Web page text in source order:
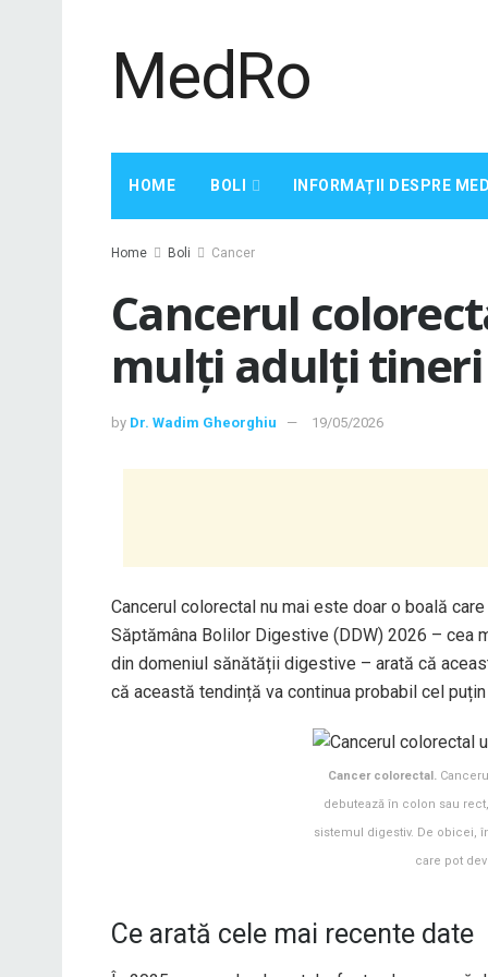
MedRo
HOME BOLI INFORMAȚII DESPRE
Home Boli Cancer
Cancerul
mulți adulți tineri
by Dr. Wadim Gheorghiu 19/05/2026
Cancerul colorectal nu mai este doar o boală
Săptămâna Bolilor Digestive (DDW) 2026 – cea
din domeniul sănătății digestive – arată că
că această tendință va continua probabil cel
Cancer colorectal.
debutează în colon sau
sistemul digestiv. De obicei,
care pot
Ce arată cele mai recente date